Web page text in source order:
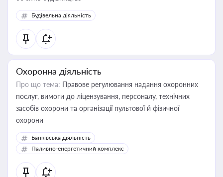
Будівельна діяльність
Охоронна діяльність
Про що тема: Правове регулювання надання охоронних
послуг, вимоги до ліцензування, персоналу, технічних
засобів охорони та організації пультової й фізичної
охорони
Банківська діяльність
Паливно-енергетичний комплекс